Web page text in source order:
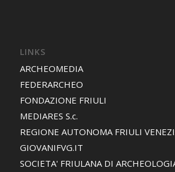
LINKS
ARCHEOMEDIA
FEDERARCHEO
FONDAZIONE FRIULI
MEDIARES S.c.
REGIONE AUTONOMA FRIULI
GIOVANIFVG.IT
SOCIETA' FRIULANA DI